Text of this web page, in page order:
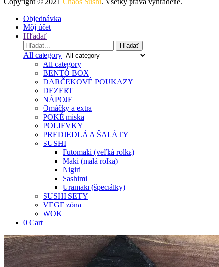
Objednávka
Môj účet
Hľadať
Search
for:
Hľadať
All category
All category
BENTÓ BOX
DARČEKOVÉ POUKAZY
DEZERT
NÁPOJE
Omáčky a extra
POKÉ miska
POLIEVKY
PREDJEDLÁ A ŠALÁTY
SUSHI
Futomaki (veľká rolka)
Maki (malá rolka)
Nigiri
Sashimi
Uramaki (špeciálky)
SUSHI SETY
VEGE zóna
WOK
0 Cart